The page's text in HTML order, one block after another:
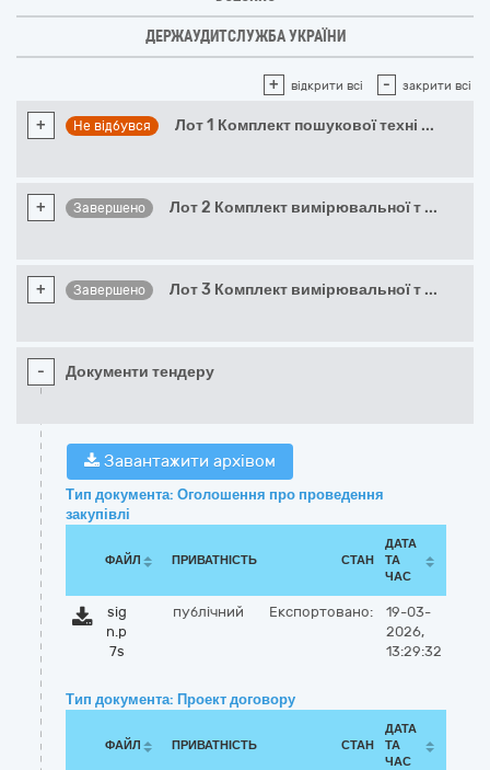
ДЕРЖАУДИТСЛУЖБА УКРАЇНИ
+ відкрити всі - закрити всі
+ Не відбувся Лот 1 Комплект пошукової техні ...
+ Завершено Лот 2 Комплект вимірювальної т ...
+ Завершено Лот 3 Комплект вимірювальної т ...
- Документи тендеру
Завантажити архівом
Тип документа: Оголошення про проведення
закупівлі
ФАЙЛ ПРИВАТНІСТЬ СТАН
ДАТА
ТА
ЧАС
sig
n.p
7s
публічний Експортовано:
19-03-
2026,
13:29:32
Тип документа: Проект договору
ФАЙЛ ПРИВАТНІСТЬ СТАН
ДАТА
ТА
ЧАС